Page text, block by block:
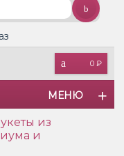
0 ₽
МЕНЮ
из
и